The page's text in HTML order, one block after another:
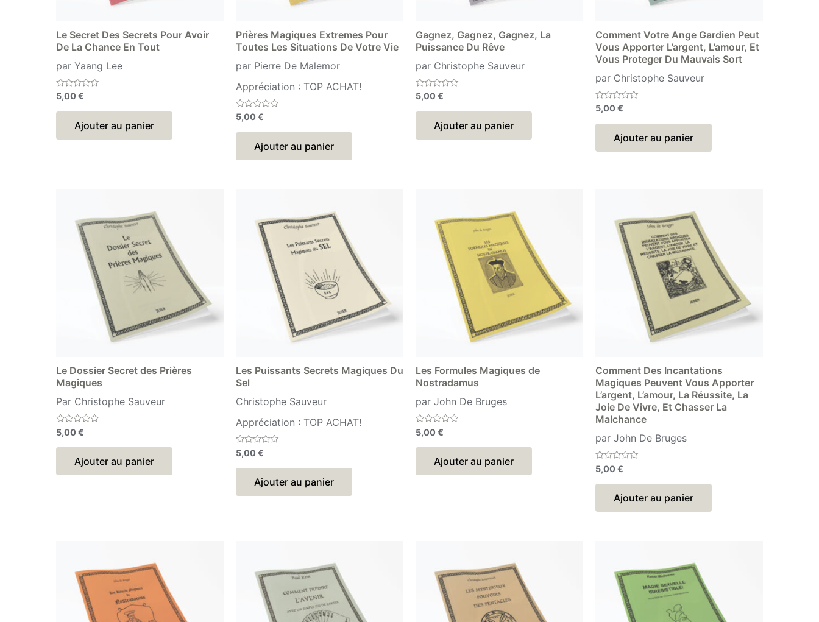
Le Secret Des Secrets Pour Avoir
De La Chance En Tout
par Yaang Lee
Note
sur
5,00 €
Ajouter au panier
Prières Magiques Extremes Pour
Toutes Les Situations De Votre Vie
par Pierre De Malemor
Appréciation : TOP ACHAT!
Note
sur
5,00 €
Ajouter au panier
Gagnez, Gagnez, Gagnez, La
Puissance Du Rêve
par Christophe Sauveur
Note
sur
5,00 €
Ajouter au panier
Comment Votre Ange Gardien Peut
Vous Apporter L’argent, L’amour, Et
Vous Proteger Du Mauvais Sort
par Christophe Sauveur
Note
sur
5,00 €
Ajouter au panier
Le Dossier Secret des Prières
Magiques
Par Christophe Sauveur
Note
0
sur
5,00 €
Ajouter au panier
Les Puissants Secrets Magiques Du
Sel
Christophe Sauveur
Appréciation : TOP ACHAT!
Note
0
sur
5,00 €
Ajouter au panier
Les Formules Magiques de
Nostradamus
par John De Bruges
Note
0
sur
5,00 €
Ajouter au panier
Comment Des Incantations
Magiques Peuvent Vous Apporter
L’argent, L’amour, La Réussite, La
Joie De Vivre, Et Chasser La
Malchance
par John De Bruges
Note
0
sur
5,00 €
Ajouter au panier